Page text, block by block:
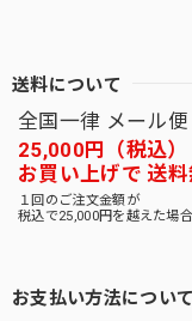
送料について
全国一律 メール
25,000円（税込）
お買い上げで 送料
１回のご注文金額が
税込で25,000円を越えた場
お支払い方法について